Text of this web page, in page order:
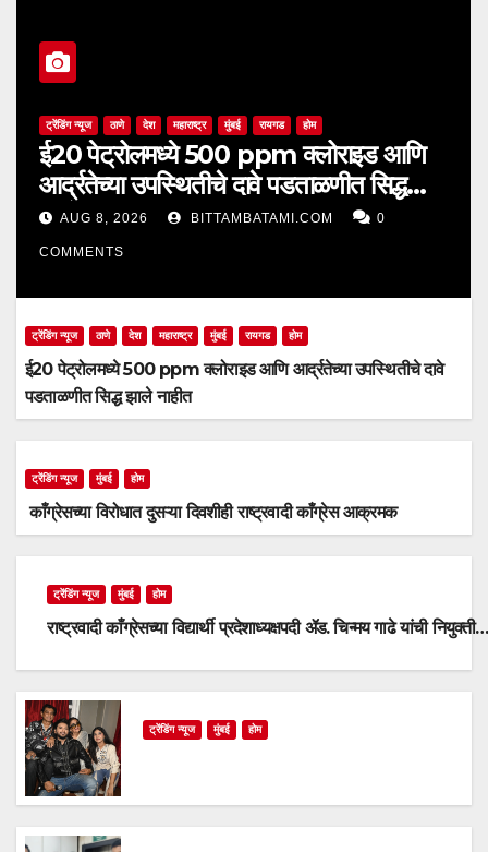
ट्रेंडिंग न्यूज ठाणे देश महाराष्ट्र मुंबई रायगड होम
ई20 पेट्रोलमध्ये 500 ppm क्लोराइड आणि
आर्द्रतेच्या उपस्थितीचे दावे पडताळणीत सिद्ध
झाले नाहीत
AUG 8, 2026 BITTAMBATAMI.COM 0
COMMENTS
ट्रेंडिंग न्यूज ठाणे देश महाराष्ट्र मुंबई रायगड होम
ई20 पेट्रोलमध्ये 500 ppm क्लोराइड आणि आर्द्रतेच्या उपस्थितीचे दावे
पडताळणीत सिद्ध झाले नाहीत
ट्रेंडिंग न्यूज मुंबई होम
काँग्रेसच्या विरोधात दुसऱ्या दिवशीही राष्ट्रवादी काँग्रेस आक्रमक
ट्रेंडिंग न्यूज मुंबई होम
राष्ट्रवादी काँग्रेसच्या विद्यार्थी प्रदेशाध्यक्षपदी ॲड. चिन्मय गाढे यांची नियुक्ती…
ट्रेंडिंग न्यूज मुंबई होम